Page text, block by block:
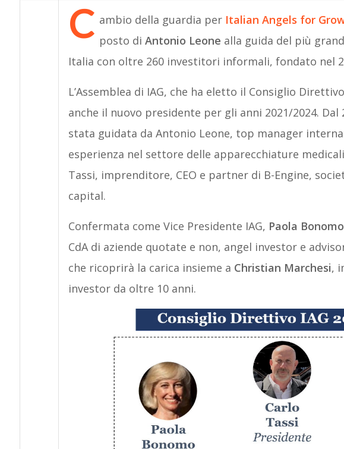
C ambio della guardia per Italian Angels for
posto di Antonio Leone alla guida del più
Italia con oltre 260 investitori informali, fondato nel
L’Assemblea di IAG, che ha eletto il Consiglio
anche il nuovo presidente per gli anni 2021/2024. Dal
stata guidata da Antonio Leone, top manager
esperienza nel settore delle apparecchiature
Tassi, imprenditore, CEO e partner di B-Engine,
capital.
Confermata come Vice Presidente IAG, Paola Bonomo
CdA di aziende quotate e non, angel investor e
che ricoprirà la carica insieme a Christian Marchesi,
investor da oltre 10 anni.